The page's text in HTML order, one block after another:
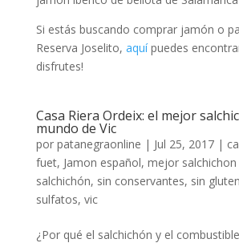
Si estás buscando comprar jamón o
Reserva Joselito, aquípuedes
disfrutes!
Casa Riera Ordeix: el mejor
mundo de Vic
por patanegraonline | Jul 25, 2017|
fuet, Jamon español, mejor
salchichón, sin conservantes, sin gluten
sulfatos, vic
¿Por qué el salchichón y el